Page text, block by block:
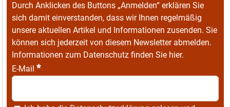
Durch Anklicken des Buttons „Anmelden“ erklären Sie
sich damit einverstanden, dass wir Ihnen regelmäßig
unsere aktuellen Artikel und Informationen zusenden. Sie
können sich jederzeit von diesem Newsletter abmelden.
Informationen zum Datenschutz finden Sie hier.
E-Mail *